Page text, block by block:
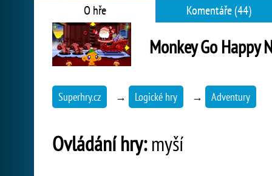
O hře Komentáře (44)
Monkey Go Happy
Superhry.cz → Logické hry → Adventury
Ovládání hry:myší